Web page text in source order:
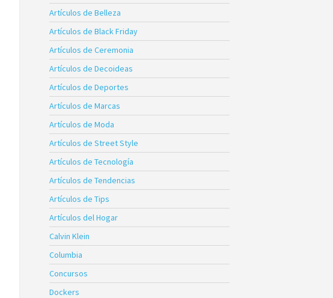
Artículos de Belleza
Artículos de Black Friday
Artículos de Ceremonia
Artículos de Decoideas
Artículos de Deportes
Artículos de Marcas
Artículos de Moda
Artículos de Street Style
Artículos de Tecnología
Artículos de Tendencias
Artículos de Tips
Artículos del Hogar
Calvin Klein
Columbia
Concursos
Dockers